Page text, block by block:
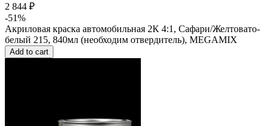
2 844 ₽
-51%
Акриловая краска автомобильная 2К 4:1, Сафари/Желтовато-
белый 215, 840мл (необходим отвердитель), MEGAMIX
Add to cart